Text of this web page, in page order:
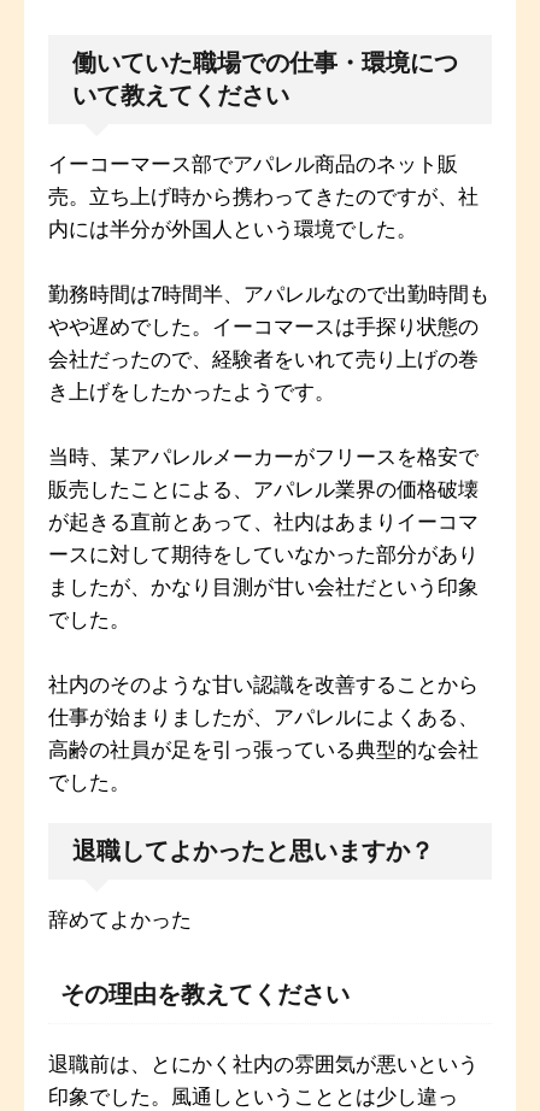
働いていた職場での仕事・環境につ
いて教えてください
イーコーマース部でアパレル商品のネット販
売。立ち上げ時から携わってきたのですが、社
内には半分が外国人という環境でした。
勤務時間は7時間半、アパレルなので出勤時間も
やや遅めでした。イーコマースは手探り状態の
会社だったので、経験者をいれて売り上げの巻
き上げをしたかったようです。
当時、某アパレルメーカーがフリースを格安で
販売したことによる、アパレル業界の価格破壊
が起きる直前とあって、社内はあまりイーコマ
ースに対して期待をしていなかった部分があり
ましたが、かなり目測が甘い会社だという印象
でした。
社内のそのような甘い認識を改善することから
仕事が始まりましたが、アパレルによくある、
高齢の社員が足を引っ張っている典型的な会社
でした。
退職してよかったと思いますか？
辞めてよかった
その理由を教えてください
退職前は、とにかく社内の雰囲気が悪いという
印象でした。風通しということとは少し違っ